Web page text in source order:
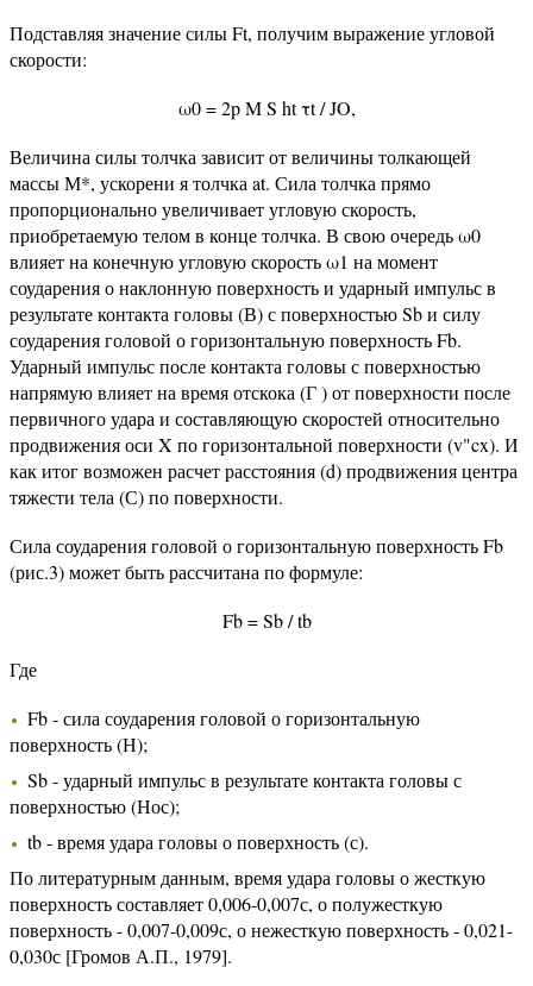
Подставляя значение силы Ft, получим выражение угловой
скорости:
ω0 = 2p M S ht τt / JO,
Величина силы толчка зависит от величины толкающей
массы М*, ускорени я толчка at. Сила толчка прямо
пропорционально увеличивает угловую скорость,
приобретаемую телом в конце толчка. В свою очередь ω0
влияет на конечную угловую скорость ω1 на момент
соударения о наклонную поверхность и ударный импульс в
результате контакта головы (В) с поверхностью Sb и силу
соударения головой о горизонтальную поверхность Fb.
Ударный импульс после контакта головы с поверхностью
напрямую влияет на время отскока (Г ) от поверхности после
первичного удара и составляющую скоростей относительно
продвижения оси X по горизонтальной поверхности (v"cx). И
как итог возможен расчет расстояния (d) продвижения центра
тяжести тела (С) по поверхности.
Сила соударения головой о горизонтальную поверхность Fb
(рис.3) может быть рассчитана по формуле:
Fb = Sb / tb
Где
Fb - сила соударения головой о горизонтальную
поверхность (Н);
Sb - ударный импульс в результате контакта головы с
поверхностью (Нос);
tb - время удара головы о поверхность (с).
По литературным данным, время удара головы о жесткую
поверхность составляет 0,006-0,007с, о полужесткую
поверхность - 0,007-0,009с, о нежесткую поверхность - 0,021-
0,030с [Громов А.П., 1979].